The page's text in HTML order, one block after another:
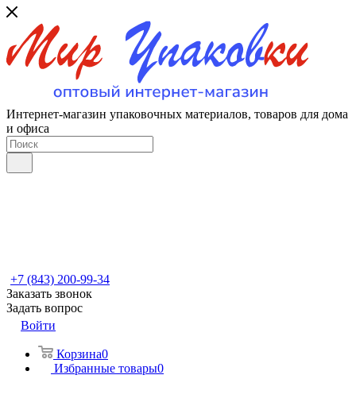
Интернет-магазин упаковочных материалов, товаров для дома
и офиса
+7 (843) 200-99-34
Заказать звонок
Задать вопрос
Войти
Корзина0
Избранные товары0